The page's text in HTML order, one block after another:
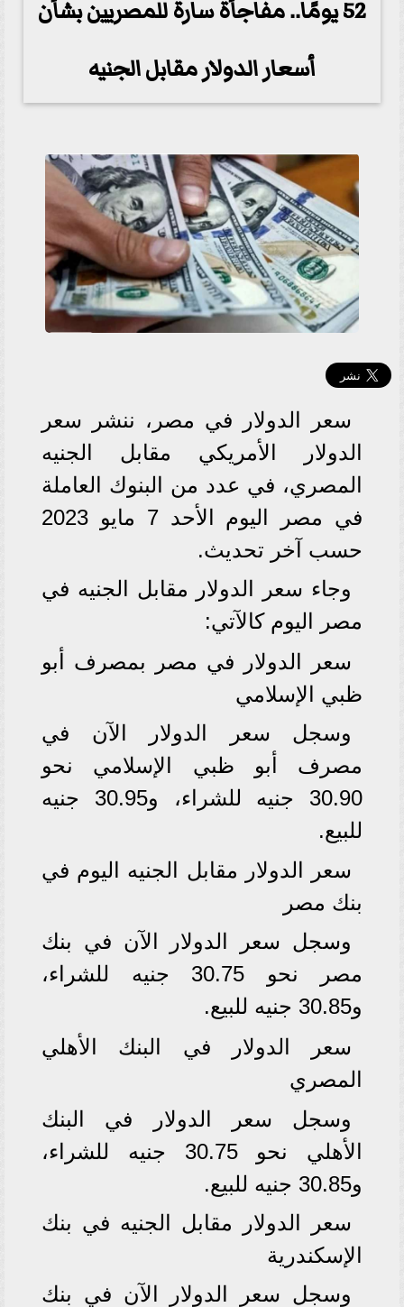
52 يومًا.. مفاجأة سارة للمصريين بشأن
أسعار الدولار مقابل الجنيه
سعر الدولار في مصر، ننشر سعر
الدولار الأمريكي مقابل الجنيه
المصري، في عدد من البنوك العاملة
في مصر اليوم الأحد 7 مايو 2023
حسب آخر تحديث.
وجاء سعر الدولار مقابل الجنيه في
مصر اليوم كالآتي:
سعر الدولار في مصر بمصرف أبو
ظبي الإسلامي
وسجل سعر الدولار الآن في
مصرف أبو ظبي الإسلامي نحو
30.90 جنيه للشراء، و30.95 جنيه
للبيع.
سعر الدولار مقابل الجنيه اليوم في
بنك مصر
وسجل سعر الدولار الآن في بنك
مصر نحو 30.75 جنيه للشراء،
و30.85 جنيه للبيع.
سعر الدولار في البنك الأهلي
المصري
وسجل سعر الدولار في البنك
الأهلي نحو 30.75 جنيه للشراء،
و30.85 جنيه للبيع.
سعر الدولار مقابل الجنيه في بنك
الإسكندرية
وسجل سعر الدولار الآن في بنك